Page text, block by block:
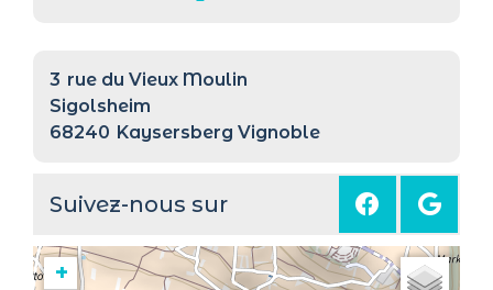
3 rue du Vieux Moulin
Sigolsheim
68240 Kaysersberg Vignoble
Suivez-nous sur
+